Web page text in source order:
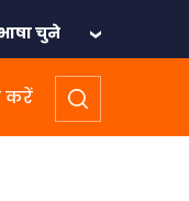
चुने
करें